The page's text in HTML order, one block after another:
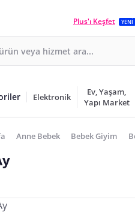
Plus'ı Keşfet YENİ
Elektronik
Ev, Yaşam,
Yapı Market
Anne Bebek Bebek Giyim